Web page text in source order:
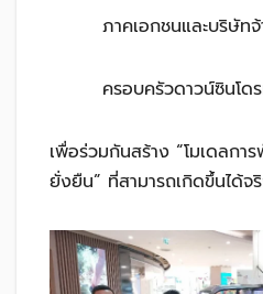
ภาคเอกชนและบริษัทจ้า
ครอบครัวดาวน์ซินโดรม
เพื่อร่วมกันสร้าง “โมเดล
ยั่งยืน” ที่สามารถเกิดขึ้นได้จริ